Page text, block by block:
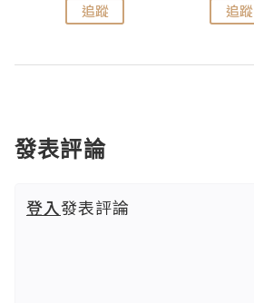
追蹤 追蹤
發表評論
登入發表評論